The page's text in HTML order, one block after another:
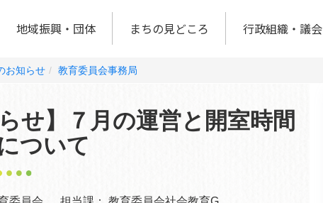
地域振興・団体 まちの見どころ 行政組織・議会
お知らせ 教育委員会事務局
せ】７月の運営と開室時間
ついて